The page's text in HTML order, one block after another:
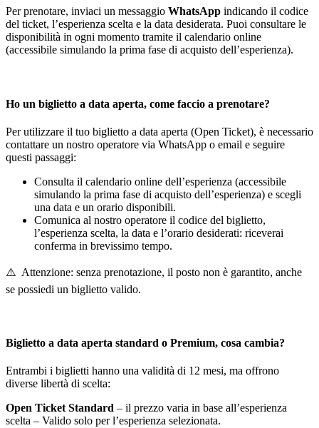
Per prenotare, inviaci un messaggio WhatsApp indicando il codice
del ticket, l’esperienza scelta e la data desiderata. Puoi consultare le
disponibilità in ogni momento tramite il calendario online
(accessibile simulando la prima fase di acquisto dell’esperienza).
Ho un biglietto a data aperta, come faccio a prenotare?
Per utilizzare il tuo biglietto a data aperta (Open Ticket), è necessario
contattare un nostro operatore via WhatsApp o email e seguire
questi passaggi:
Consulta il calendario online dell’esperienza (accessibile
simulando la prima fase di acquisto dell’esperienza) e scegli
una data e un orario disponibili.
Comunica al nostro operatore il codice del biglietto,
l’esperienza scelta, la data e l’orario desiderati: riceverai
conferma in brevissimo tempo.
⚠️ Attenzione: senza prenotazione, il posto non è garantito, anche
se possiedi un biglietto valido.
Biglietto a data aperta standard o Premium, cosa cambia?
Entrambi i biglietti hanno una validità di 12 mesi, ma offrono
diverse libertà di scelta:
️Open Ticket Standard – il prezzo varia in base all’esperienza
scelta – Valido solo per l’esperienza selezionata.